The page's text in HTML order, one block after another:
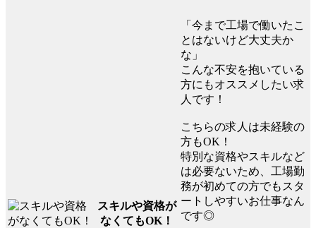
スキルや資格が
なくてもOK！
「今まで工場で働いたこ
とはないけど大丈夫か
な」
こんな不安を抱いている
方にもオススメしたい求
人です！
こちらの求人は未経験の
方もOK！
特別な資格やスキルなど
は必要ないため、工場勤
務が初めての方でもスタ
ートしやすいお仕事なん
です◎